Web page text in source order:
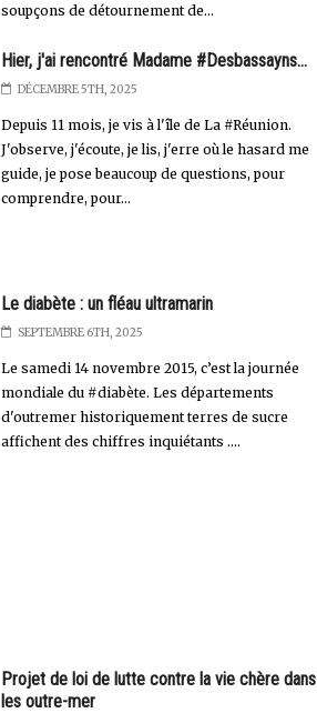
soupçons de détournement de...
Hier, j'ai rencontré Madame #Desbassayns...
DÉCEMBRE 5TH, 2025
Depuis 11 mois, je vis à l'île de La #Réunion.
J'observe, j'écoute, je lis, j'erre où le hasard me
guide, je pose beaucoup de questions, pour
comprendre, pour...
Le diabète : un fléau ultramarin
SEPTEMBRE 6TH, 2025
Le samedi 14 novembre 2015, c’est la journée
mondiale du #diabète. Les départements
d'outremer historiquement terres de sucre
affichent des chiffres inquiétants ....
Projet de loi de lutte contre la vie chère dans
les outre-mer